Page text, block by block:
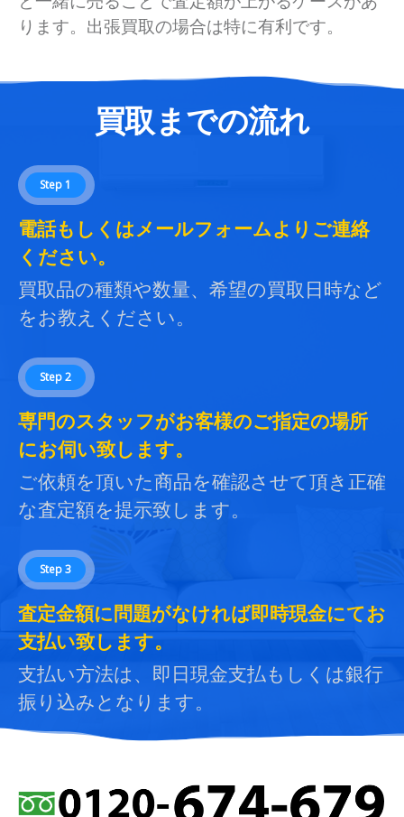
ります。出張買取の場合は特に有利です。
買取までの流れ
Step 1
電話もしくはメールフォームよりご連絡
ください。
買取品の種類や数量、希望の買取日時など
をお教えください。
Step 2
専門のスタッフがお客様のご指定の場所
にお伺い致します。
ご依頼を頂いた商品を確認させて頂き正確
な査定額を提示致します。
Step 3
査定金額に問題がなければ即時現金にてお
支払い致します。
支払い方法は、即日現金支払もしくは銀行
振り込みとなります。